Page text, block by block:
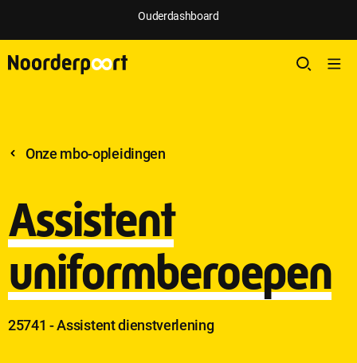
Ouderdashboard
Onze mbo-opleidingen
Assistent
uniformberoepen
25741 - Assistent dienstverlening